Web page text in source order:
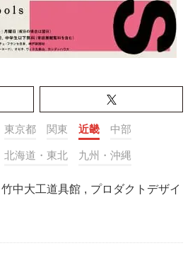
東京都 関東 近畿 中部
北海道・東北 九州・沖縄
竹中大工道具館 , プロダクトデザイ